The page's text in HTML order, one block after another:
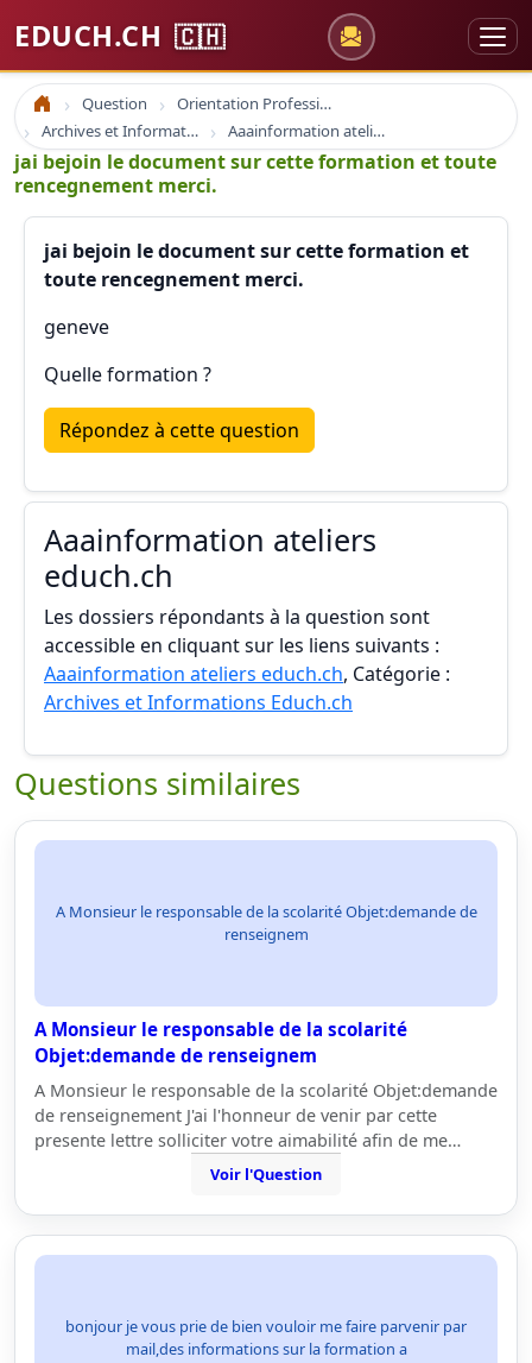
EDUCH.CH 🇨🇭
Accueil Question
Orientation Professionnelle
Archives et Informations Educh.ch
Aaainformation ateliers educh.ch
jai bejoin le document sur cette formation et toute
rencegnement merci.
jai bejoin le document sur cette formation et
toute rencegnement merci.
geneve
Quelle formation ?
Répondez à cette question
Aaainformation ateliers
educh.ch
Les dossiers répondants à la question sont
accessible en cliquant sur les liens suivants :
Aaainformation ateliers educh.ch, Catégorie :
Archives et Informations Educh.ch
Questions similaires
A Monsieur le responsable de la scolarité Objet:demande de
renseignem
A Monsieur le responsable de la scolarité
Objet:demande de renseignem
A Monsieur le responsable de la scolarité Objet:demande
de renseignement J'ai l'honneur de venir par cette
presente lettre solliciter votre aimabilité afin de me…
Voir l'Question
bonjour je vous prie de bien vouloir me faire parvenir par
mail,des informations sur la formation a